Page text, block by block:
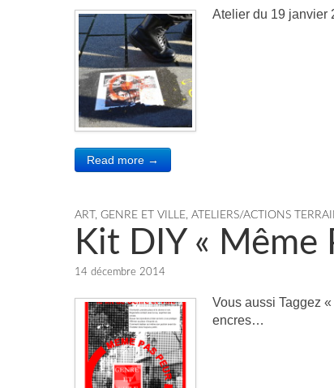
Atelier du 19 janvier
Read more →
ART, GENRE ET VILLE, ATELIERS/ACTIONS
Kit DIY « Même
14 décembre 2014
Vous aussi Taggez
encres…